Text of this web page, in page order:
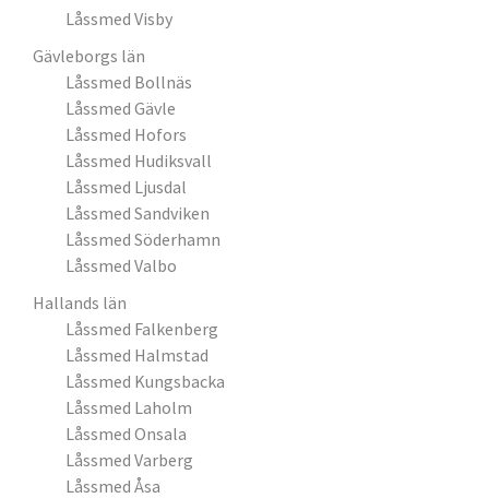
Låssmed Visby
Gävleborgs län
Låssmed Bollnäs
Låssmed Gävle
Låssmed Hofors
Låssmed Hudiksvall
Låssmed Ljusdal
Låssmed Sandviken
Låssmed Söderhamn
Låssmed Valbo
Hallands län
Låssmed Falkenberg
Låssmed Halmstad
Låssmed Kungsbacka
Låssmed Laholm
Låssmed Onsala
Låssmed Varberg
Låssmed Åsa